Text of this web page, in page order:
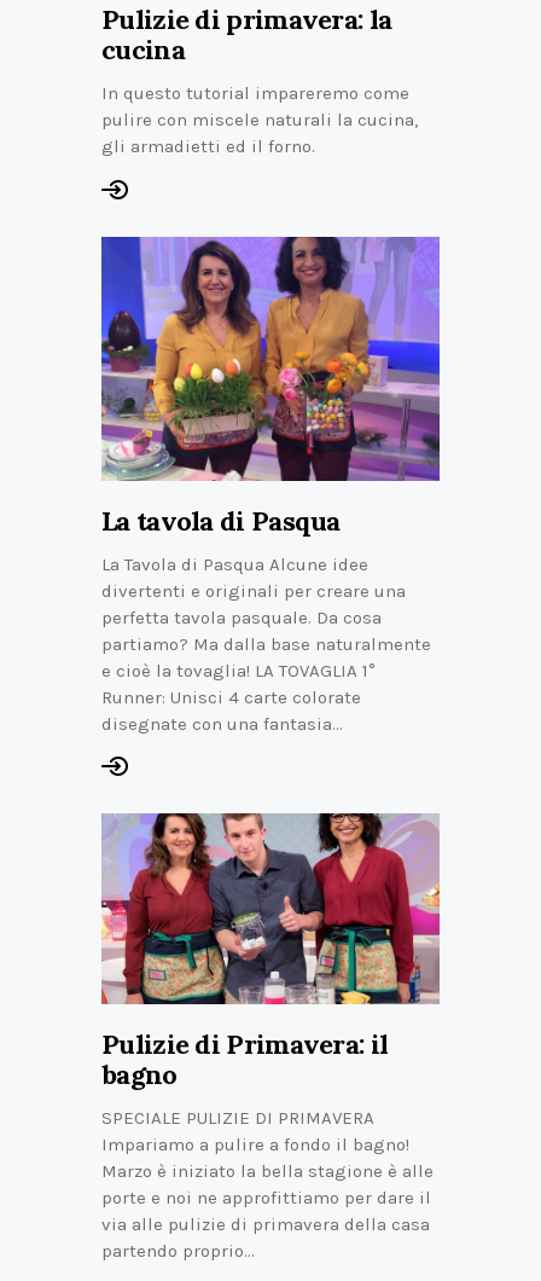
Pulizie di primavera: la
cucina
In questo tutorial impareremo come
pulire con miscele naturali la cucina,
gli armadietti ed il forno.
La tavola di Pasqua
La Tavola di Pasqua Alcune idee
divertenti e originali per creare una
perfetta tavola pasquale. Da cosa
partiamo? Ma dalla base naturalmente
e cioè la tovaglia! LA TOVAGLIA 1°
Runner: Unisci 4 carte colorate
disegnate con una fantasia…
Pulizie di Primavera: il
bagno
SPECIALE PULIZIE DI PRIMAVERA
Impariamo a pulire a fondo il bagno!
Marzo è iniziato la bella stagione è alle
porte e noi ne approfittiamo per dare il
via alle pulizie di primavera della casa
partendo proprio…